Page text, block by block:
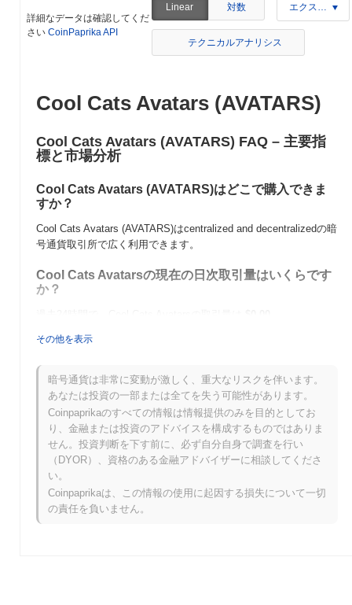
詳細なデータは確認してくだ
さい CoinPaprika API
Linear 対数 エクスポート
テクニカルアナリシス
Cool Cats Avatars (AVATARS)
Cool Cats Avatars (AVATARS) FAQ – 主要指
標と市場分析
Cool Cats Avatars (AVATARS)はどこで購入できま
すか？
Cool Cats Avatars (AVATARS)はcentralized and decentralizedの暗
号通貨取引所で広く利用できます。
Cool Cats Avatarsの現在の日次取引量はいくらです
か？
Cool Cats Avatarsの価格範囲の履歴は何ですか？
史上最高値（ATH）：
史上最安値（ATL）：$0.00
Cool Cats Avatarsは現在、ATHより~100.00%低く取引されてい
ます .
Cool Cats Avatarsは、より広範な暗号市場と比較し
てどのようなパフォーマンスですか？
過去7日間で、Cool Cats Avatarsは
記録した全体の暗号市場を下回っています。これは、より広範な
その他を表示
暗号通貨は非常に変動が激しく、重大なリスクを伴います。
あなたは投資の一部または全てを失う可能性があります。
Coinpaprikaのすべての情報は情報提供のみを目的としてお
り、金融または投資のアドバイスを構成するものではありま
せん。投資判断を下す前に、必ず自分自身で調査を行い
（DYOR）、資格のある金融アドバイザーに相談してくださ
い。
Coinpaprikaは、この情報の使用に起因する損失について一切
の責任を負いません。